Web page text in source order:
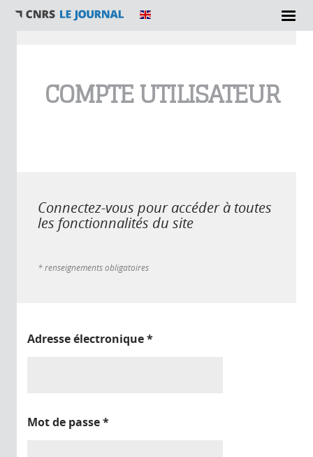
COMPTE UTILISATEUR
Connectez-vous pour accéder à toutes
les fonctionnalités du site
* renseignements obligatoires
Adresse électronique*
Mot de passe*